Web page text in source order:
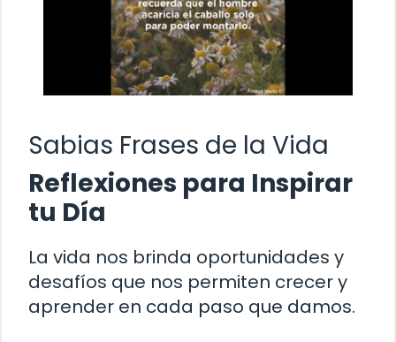
Sabias Frases de la Vida
Reflexiones para Inspirar
tu Día
La vida nos brinda oportunidades y
desafíos que nos permiten crecer y
aprender en cada paso que damos.